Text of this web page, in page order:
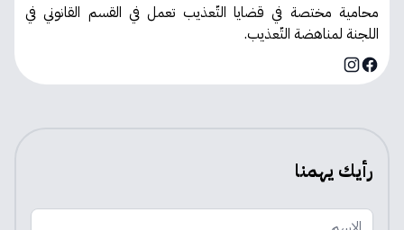
محامية مختصة في قضايا التّعذيب تعمل في القسم القانوني في
اللجنة لمناهضة التّعذيب.
Facebook
Instagram
رأيك يهمنا
الاسم